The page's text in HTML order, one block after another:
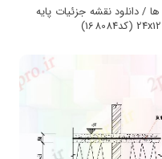
/ دانلود نقشه جزئیات پایه